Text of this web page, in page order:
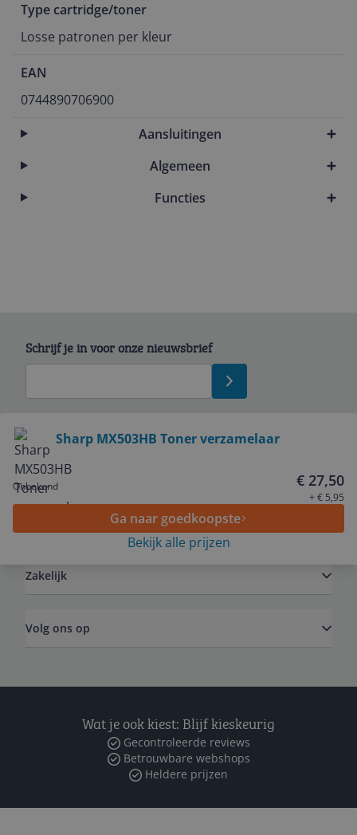
Type cartridge/toner
Losse patronen per kleur
EAN
0744890706900
Aansluitingen
Algemeen
Functies
Sharp MX503HB Toner verzamelaar
Onbekend € 27,50
+ € 5,95
Ga naar goedkoopste
Bekijk alle prijzen
Schrijf je in voor onze nieuwsbrief
Service
Zakelijk
Volg ons op
Wat je ook kiest: Blijf kieskeurig
Gecontroleerde reviews
Betrouwbare webshops
Heldere prijzen